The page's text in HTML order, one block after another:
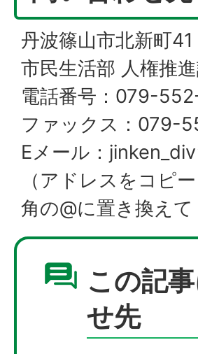
丹波篠山市北新町
市民生活部 人権推
電話番号：079-
ファックス：079-
Eメール：
（アドレスをコピ
角の@に置き換えて
この記
せ先